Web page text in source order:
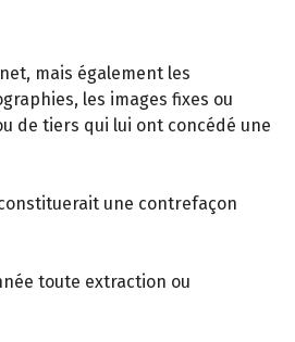
mais également les
les images fixes ou
de tiers qui lui ont concédé une
une contrefaçon
toute extraction ou